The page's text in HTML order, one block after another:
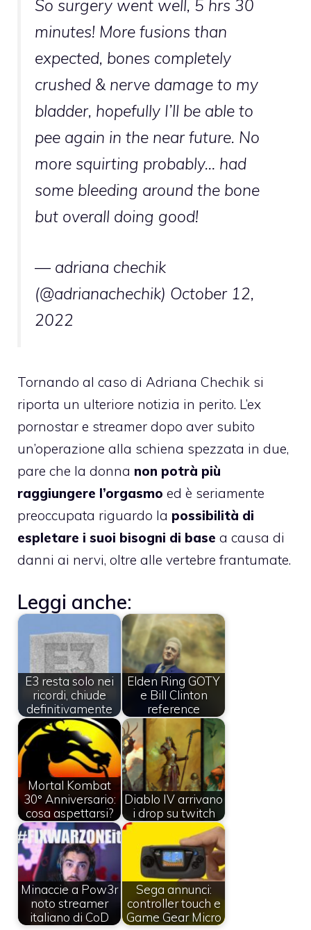
So surgery went well, 5 hrs 30
minutes! More fusions than
expected, bones completely
crushed & nerve damage to my
bladder, hopefully I’ll be able to
pee again in the near future. No
more squirting probably… had
some bleeding around the bone
but overall doing good!
— adriana chechik
(@adrianachechik) October 12,
2022
Tornando al caso di Adriana Chechik si
riporta un ulteriore notizia in perito. L’ex
pornostar e streamer dopo aver subito
un’operazione alla schiena spezzata in due,
pare che la donna non potrà più
raggiungere l’orgasmo ed è seriamente
preoccupata riguardo la possibilità di
espletare i suoi bisogni di base a causa di
danni ai nervi, oltre alle vertebre frantumate.
Leggi anche:
E3 resta solo nei
ricordi, chiude
definitivamente
Elden Ring GOTY
e Bill Clinton
reference
Mortal Kombat
30° Anniversario:
cosa aspettarsi?
Diablo IV arrivano
i drop su twitch
Minaccie a Pow3r
noto streamer
italiano di CoD
Sega annunci:
controller touch e
Game Gear Micro